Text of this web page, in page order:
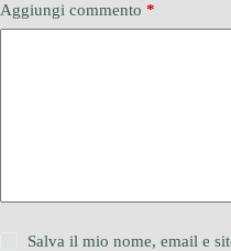
Aggiungi commento *
Salva il mio nome, email e